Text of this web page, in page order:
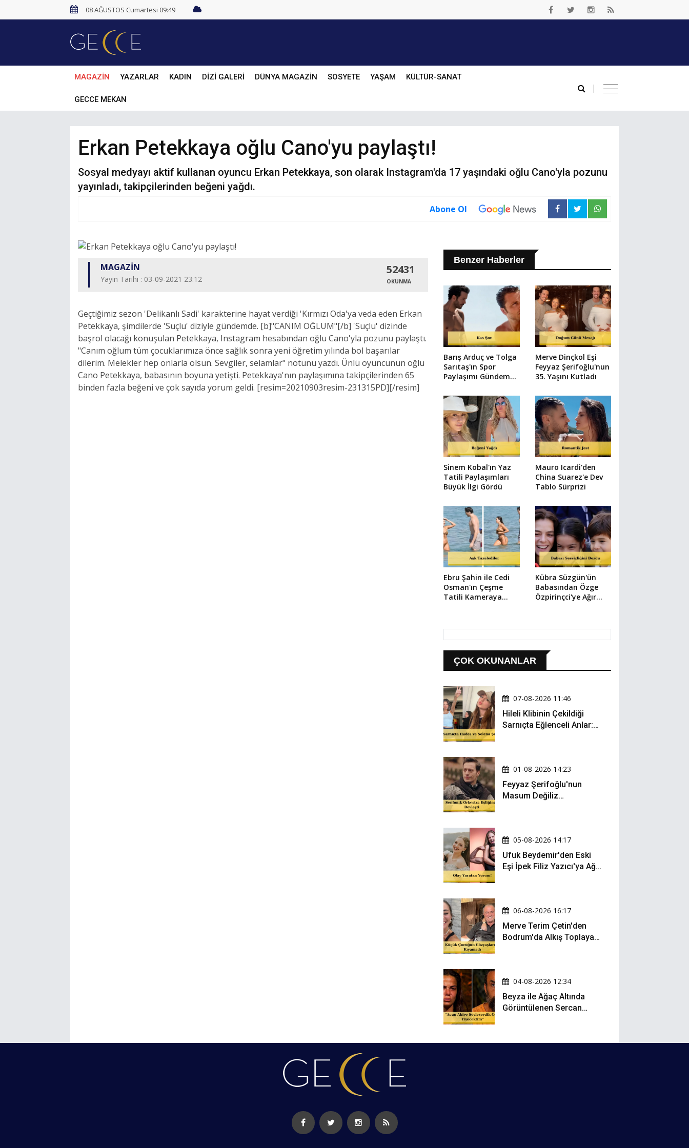
08 AĞUSTOS Cumartesi 09:49
MAGAZİN YAZARLAR KADIN DİZİ GALERİ DÜNYA MAGAZİN SOSYETE YAŞAM KÜLTÜR-SANAT
GECCE MEKAN
Erkan Petekkaya oğlu Cano'yu paylaştı!
Sosyal medyayı aktif kullanan oyuncu Erkan Petekkaya, son olarak Instagram'da 17 yaşındaki oğlu Cano'yla pozunu
yayınladı, takipçilerinden beğeni yağdı.
Abone Ol
MAGAZİN
Yayın Tarihi : 03-09-2021 23:12
52431
OKUNMA
Geçtiğimiz sezon 'Delikanlı Sadi' karakterine hayat verdiği 'Kırmızı Oda'ya veda eden Erkan
Petekkaya, şimdilerde 'Suçlu' diziyle gündemde. [b]"CANIM OĞLUM"[/b] 'Suçlu' dizinde
başrol olacağı konuşulan Petekkaya, Instagram hesabından oğlu Cano'yla pozunu paylaştı.
"Canım oğlum tüm çocuklarımıza önce sağlık sonra yeni öğretim yılında bol başarılar
dilerim. Melekler hep onlarla olsun. Sevgiler, selamlar" notunu yazdı. Ünlü oyuncunun oğlu
Cano Petekkaya, babasının boyuna yetişti. Petekkaya'nın paylaşımına takipçilerinden 65
binden fazla beğeni ve çok sayıda yorum geldi. [resim=20210903resim-231315PD][/resim]
Benzer Haberler
Barış Arduç ve Tolga
Sarıtaş'ın Spor
Paylaşımı Gündem
Merve Dinçkol Eşi
Feyyaz Şerifoğlu'nun
35. Yaşını Kutladı
Sinem Kobal'ın Yaz
Tatili Paylaşımları
Büyük İlgi Gördü
Mauro Icardi'den
China Suarez'e Dev
Tablo Sürprizi
Ebru Şahin ile Cedi
Osman'ın Çeşme
Tatili Kameraya
Kübra Süzgün'ün
Babasından Özge
Özpirinçci'ye Ağır
ÇOK OKUNANLAR
07-08-2026 11:46
Hileli Klibinin Çekildiği
Sarnıçta Eğlenceli Anlar:
01-08-2026 14:23
Feyyaz Şerifoğlu'nun
Masum Değiliz
05-08-2026 14:17
Ufuk Beydemir'den Eski
Eşi İpek Filiz Yazıcı'ya Ağır
06-08-2026 16:17
Merve Terim Çetin'den
Bodrum'da Alkış Toplayan
04-08-2026 12:34
Beyza ile Ağaç Altında
Görüntülenen Sercan